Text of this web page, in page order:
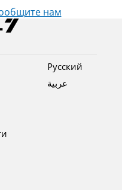
нам
Pусский
عربية